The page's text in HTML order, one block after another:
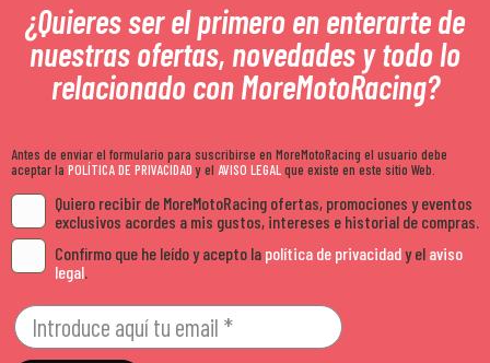
¿Quieres ser el primero en enterarte de
nuestras ofertas, novedades y todo lo
relacionado con MoreMotoRacing?
Antes de enviar el formulario para suscribirse en MoreMotoRacing el usuario debe
aceptar la POLÍTICA DE PRIVACIDADy el AVISO LEGALque existe en este sitio Web.
Quiero recibir de MoreMotoRacing ofertas, promociones y eventos
exclusivos acordes a mis gustos, intereses e historial de compras.
Confirmo que he leído y acepto la política de privacidady el aviso
legal.